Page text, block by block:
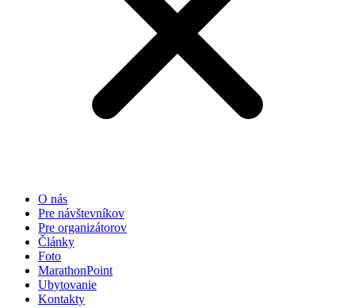
O nás
Pre návštevníkov
Pre organizátorov
Články
Foto
MarathonPoint
Ubytovanie
Kontakty